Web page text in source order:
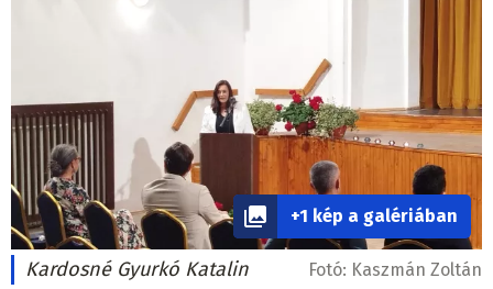
+1 kép a galériában
Kardosné Gyurkó Katalin Fotó: Kaszmán Zoltán